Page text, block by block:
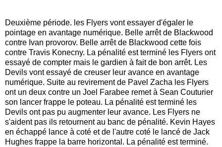
Deuxième période. les Flyers vont essayer d'égaler le
pointage en avantage numérique. Belle arrêt de Blackwood
contre Ivan provorov. Belle arrêt de Blackwood cette fois
contre Travis Konecny. La pénalité est terminé les Flyers ont
essayé de compter mais le gardien à fait de bon arrêt. Les
Devils vont essayé de creuser leur avance en avantage
numérique. Suite au revirement de Pavel Zacha les Flyers
ont un deux contre un Joel Farabee remet à Sean Couturier
son lancer frappe le poteau. La pénalité est terminé les
Devils ont pas pu augmenter leur avance. Les Flyers ne
s'aident pas ils retournent au banc de pénalité. Kevin Hayes
en échappé lance à coté et de l'autre coté le lancé de Jack
Hughes frappe la barre horizontal. La pénalité est terminé.